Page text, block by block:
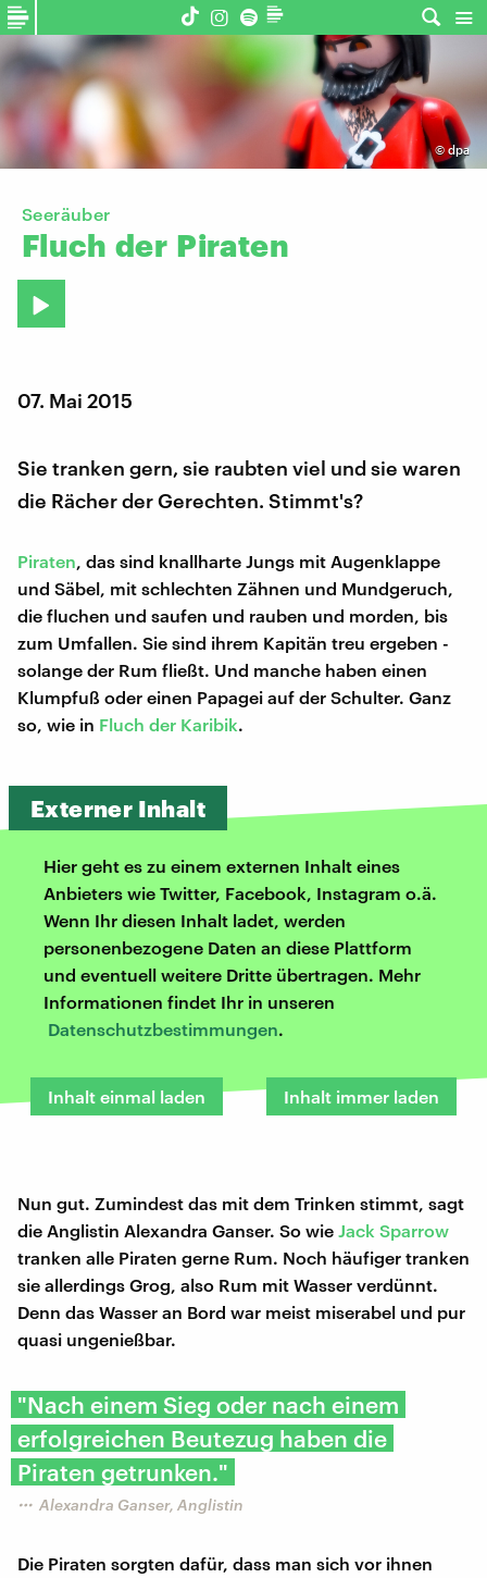
© dpa
Seeräuber
Fluch der Piraten
07. Mai 2015
Sie tranken gern, sie raubten viel und sie waren
die Rächer der Gerechten. Stimmt's?
Piraten , das sind knallharte Jungs mit Augenklappe
und Säbel, mit schlechten Zähnen und Mundgeruch,
die fluchen und saufen und rauben und morden, bis
zum Umfallen. Sie sind ihrem Kapitän treu ergeben -
solange der Rum fließt. Und manche haben einen
Klumpfuß oder einen Papagei auf der Schulter. Ganz
so, wie in Fluch der Karibik.
Externer Inhalt
Hier geht es zu einem externen Inhalt eines
Anbieters wie Twitter, Facebook, Instagram o.ä.
Wenn Ihr diesen Inhalt ladet, werden
personenbezogene Daten an diese Plattform
und eventuell weitere Dritte übertragen. Mehr
Informationen findet Ihr in unseren
Datenschutzbestimmungen.
Inhalt einmal laden Inhalt immer laden
Nun gut. Zumindest das mit dem Trinken stimmt, sagt
die Anglistin Alexandra Ganser. So wie Jack Sparrow
tranken alle Piraten gerne Rum. Noch häufiger tranken
sie allerdings Grog, also Rum mit Wasser verdünnt.
Denn das Wasser an Bord war meist miserabel und pur
quasi ungenießbar.
"Nach einem Sieg oder nach einem
erfolgreichen Beutezug haben die
Piraten getrunken."
Alexandra Ganser, Anglistin
Die Piraten sorgten dafür, dass man sich vor ihnen